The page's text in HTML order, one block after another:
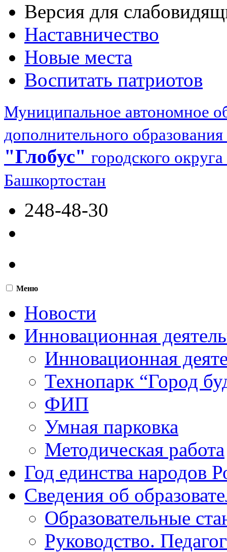
Версия для
Наставничество
Новые места
Воспитать патриотов
Муниципальное автономное
дополнительного образования
"Глобус" городского
Башкортостан
248-48-30
Меню
Новости
Инновационная
Инновационная
Технопарк “Город
ФИП
Умная парковка
Методическая работа
Год единства народов
Сведения об
Образовательные
Руководство.